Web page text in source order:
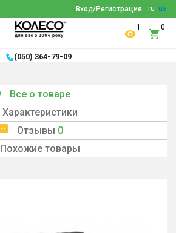
ru ua
Вход/Регистрация
1 0
(050) 364-79-09
Все о товаре
Характеристики
Отзывы 0
Похожие товары